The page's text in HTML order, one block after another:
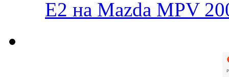
E2 на Mazda MPV